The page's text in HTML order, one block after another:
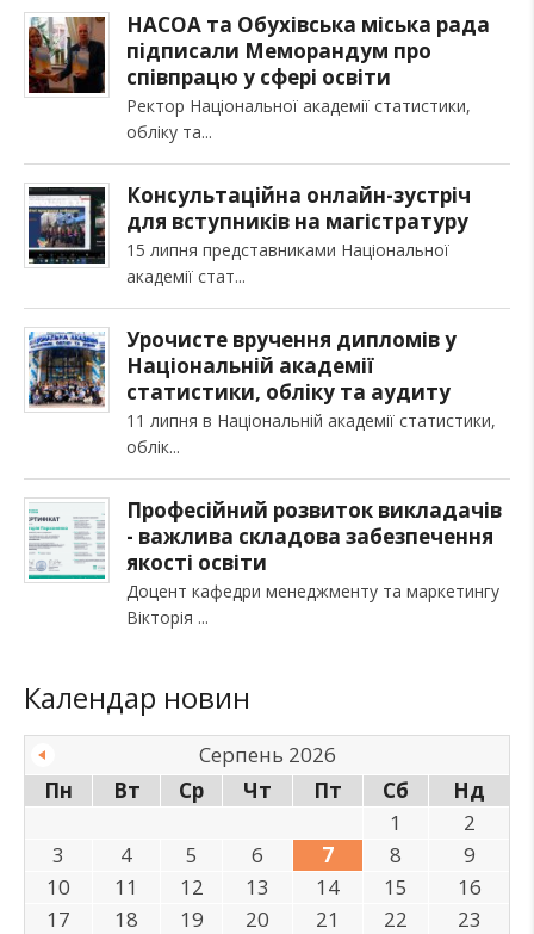
НАСОА та Обухівська міська рада
підписали Меморандум про
співпрацю у сфері освіти
Ректор Національної академії статистики,
обліку та
Консультаційна онлайн-зустріч
для вступників на магістратуру
15 липня представниками Національної
академії стат
Урочисте вручення дипломів у
Національній академії
статистики, обліку та аудиту
11 липня в Національній академії статистики,
облік
Професійний розвиток викладачів
- важлива складова забезпечення
якості освіти
Доцент кафедри менеджменту та маркетингу
Вікторія
Календар новин
Серпень 2026
Пн
Вт Ср Чт Пт Сб
Нд
1
2
3
4 5 6 7 8
9
10
11 12 13 14 15
16
17
18 19 20 21 22
23